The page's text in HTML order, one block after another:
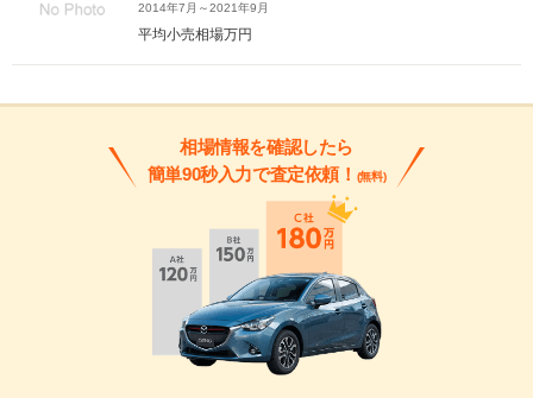
2014年7月～2021年9月
平均小売相場万円
相場情報を確認したら
簡単90秒入力で査定依頼！ (無料)